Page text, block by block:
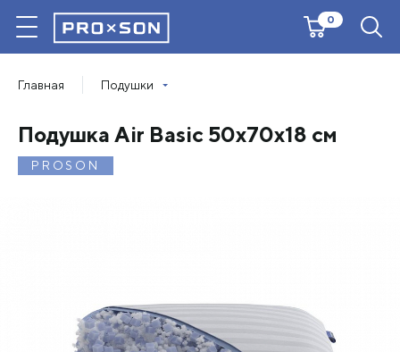
0
Главная Подушки
PROSON
Подушка Air Basic 50х70х18 см